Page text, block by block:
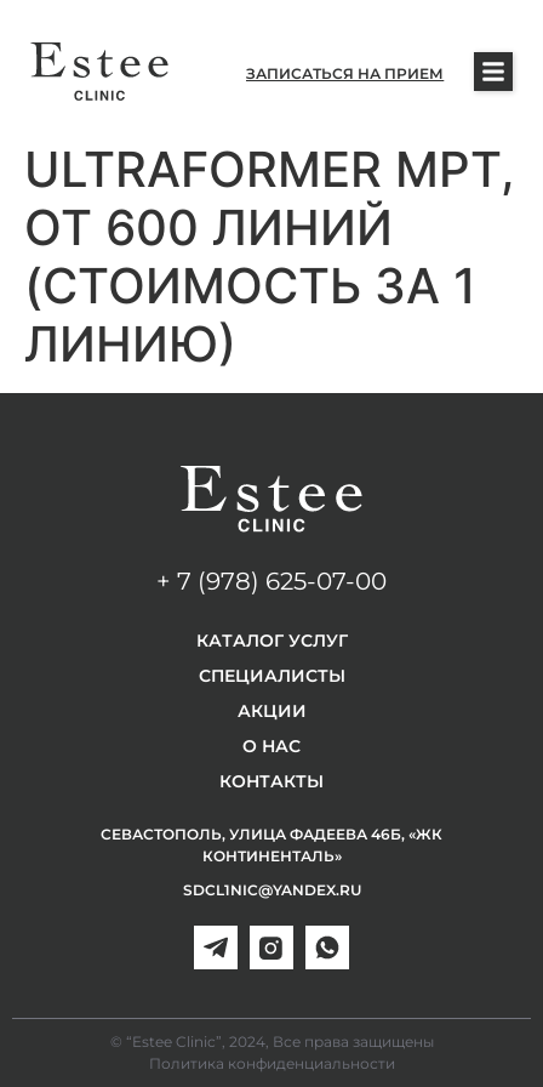
ЗАПИСАТЬСЯ НА ПРИЕМ
ULTRAFORMER MPT,
ОТ 600 ЛИНИЙ
(СТОИМОСТЬ ЗА 1
ЛИНИЮ)
КАТАЛОГ УСЛУГ
СПЕЦИАЛИСТЫ
АКЦИИ
О НАС
КОНТАКТЫ
+ 7 (978) 625-07-00
СЕВАСТОПОЛЬ, УЛИЦА ФАДЕЕВА 46Б, «ЖК
КОНТИНЕНТАЛЬ»
SDCL1NIC@YANDEX.RU
© “Estee Clinic”, 2024, Все права защищены
Политика конфиденциальности